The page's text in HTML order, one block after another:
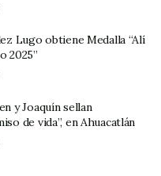
Lugo obtiene Medalla “Alí
2025”
y Joaquín sellan
de vida”, en Ahuacatlán